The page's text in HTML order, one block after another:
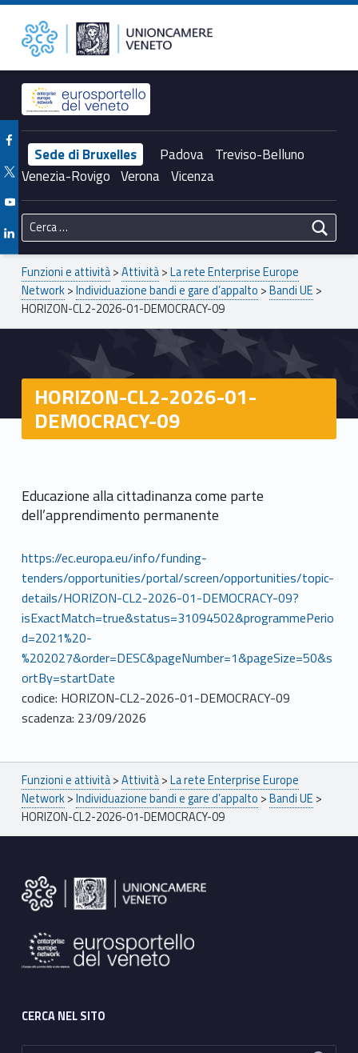
HORIZON-CL2-2026-01-DEMOCRACY-09 – Unioncamere del Veneto Unioncamere del Veneto
Header info sidebar
Sede di Bruxelles Padova Treviso-Belluno
Venezia-Rovigo Verona Vicenza
Facebook Unioncamere Veneto
Twitter Unioncamere Veneto
Youtube Unioncamere Veneto
Linkedin Unioncamere Veneto
Ricerca per:
Breadcrumbs navigation
Funzioni e attività>Attività>La rete Enterprise Europe
Network>Individuazione bandi e gare d’appalto >Bandi UE >
HORIZON-CL2-2026-01-DEMOCRACY-09
HORIZON-CL2-2026-01-
DEMOCRACY-09
Educazione alla cittadinanza come parte
dell’apprendimento permanente
https://ec.europa.eu/info/funding-
tenders/opportunities/portal/screen/opportunities/topic-
details/HORIZON-CL2-2026-01-DEMOCRACY-09?
isExactMatch=true&status=31094502&programmePerio
d=2021%20-
%202027&order=DESC&pageNumber=1&pageSize=50&s
ortBy=startDate
codice: HORIZON-CL2-2026-01-DEMOCRACY-09
scadenza: 23/09/2026
Breadcrumbs navigation
Funzioni e attività>Attività>La rete Enterprise Europe
Network>Individuazione bandi e gare d’appalto >Bandi UE >
HORIZON-CL2-2026-01-DEMOCRACY-09
CERCA NEL SITO
Ricerca per: